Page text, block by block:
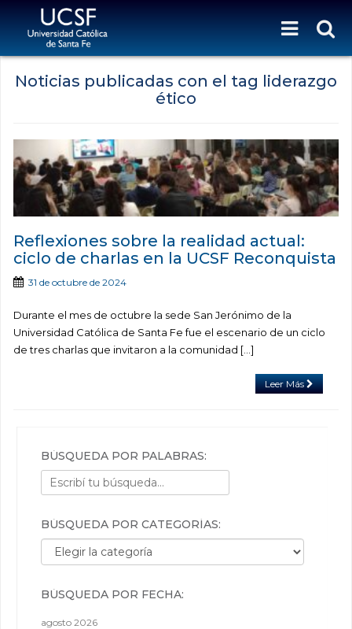
Noticias publicadas con el tag liderazgo
ético
Reflexiones sobre la realidad actual:
ciclo de charlas en la UCSF Reconquista
31 de octubre de 2024
Durante el mes de octubre la sede San Jerónimo de la
Universidad Católica de Santa Fe fue el escenario de un ciclo
de tres charlas que invitaron a la comunidad […]
Leer Más
BÚSQUEDA POR PALABRAS:
BÚSQUEDA POR CATEGORÍAS:
Búsqueda por categorías:
BÚSQUEDA POR FECHA:
agosto 2026